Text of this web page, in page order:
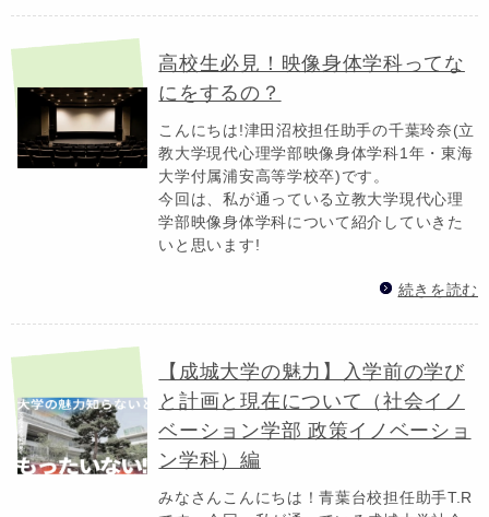
高校生必見！映像身体学科ってな
にをするの？
こんにちは!津田沼校担任助手の千葉玲奈(立
教大学現代心理学部映像身体学科1年・東海
大学付属浦安高等学校卒)です。
今回は、私が通っている立教大学現代心理
学部映像身体学科について紹介していきた
いと思います!
続きを読む
【成城大学の魅力】入学前の学び
と計画と現在について（社会イノ
ベーション学部 政策イノベーショ
ン学科）編
みなさんこんにちは！青葉台校担任助手T.R